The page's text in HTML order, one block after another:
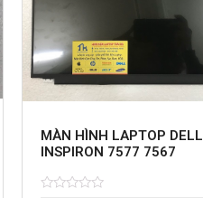
MÀN HÌNH LAPTOP DELL
INSPIRON 7577 7567